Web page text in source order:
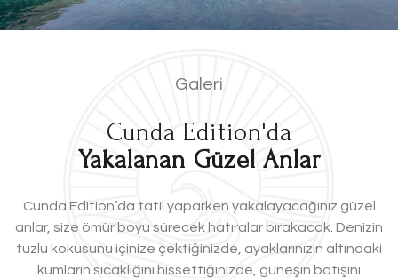
Galeri
Cunda Edition'da
Yakalanan Güzel Anlar
Cunda Edition’da tatil yaparken yakalayacağınız güzel
anlar, size ömür boyu sürecek hatıralar bırakacak. Denizin
tuzlu kokusunu içinize çektiğinizde, ayaklarınızın altındaki
kumların sıcaklığını hissettiğinizde, güneşin batışını